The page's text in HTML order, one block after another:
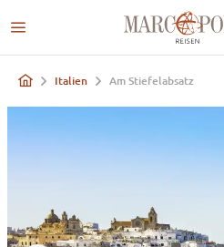
Italien Am Stiefelabsatz